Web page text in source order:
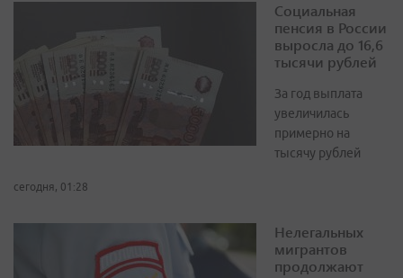
Социальная
пенсия в России
выросла до 16,6
тысячи рублей
За год выплата
увеличилась
примерно на
тысячу рублей
сегодня, 01:28
Нелегальных
мигрантов
продолжают